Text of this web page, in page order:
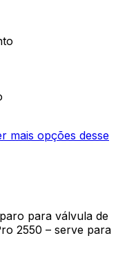
mais opções desse
para válvula de
2550 – serve para